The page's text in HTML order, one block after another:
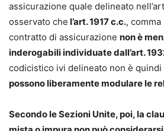
assicurazione quale delineato
osservato che l’art. 1917 c.c.,
contratto di assicurazione non è
inderogabili individuate dall’art.
codicistico ivi delineato non è
possono liberamente modulare le
Secondo le Sezioni Unite, poi, la